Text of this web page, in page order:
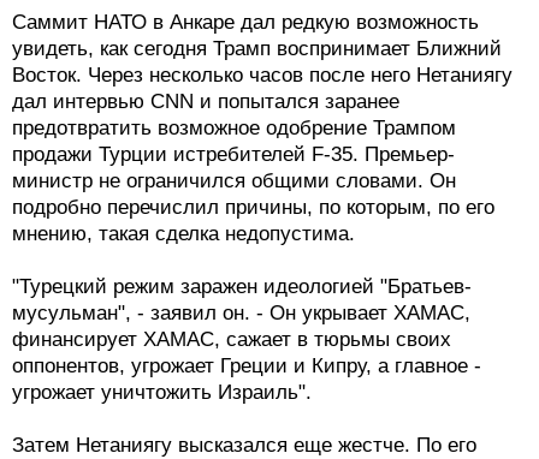
Саммит НАТО в Анкаре дал редкую возможность
увидеть, как сегодня Трамп воспринимает Ближний
Восток. Через несколько часов после него Нетаниягу
дал интервью CNN и попытался заранее
предотвратить возможное одобрение Трампом
продажи Турции истребителей F-35. Премьер-
министр не ограничился общими словами. Он
подробно перечислил причины, по которым, по его
мнению, такая сделка недопустима.
"Турецкий режим заражен идеологией "Братьев-
мусульман", - заявил он. - Он укрывает ХАМАС,
финансирует ХАМАС, сажает в тюрьмы своих
оппонентов, угрожает Греции и Кипру, а главное -
угрожает уничтожить Израиль".
Затем Нетаниягу высказался еще жестче. По его